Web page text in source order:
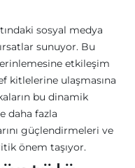
sosyal medya
sunuyor. Bu
etkileşim
kitlelerine ulaşmasına
bu dinamik
daha fazla
güçlendirmeleri ve
önem taşıyor.